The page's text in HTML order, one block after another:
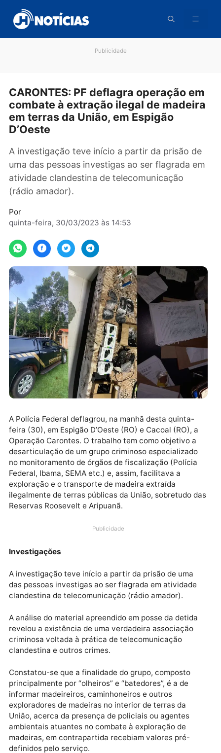
para
conteúdo
CARONTES: PF deflagra operação
combate à extração ilegal de
em terras da União, em Espigão
A investigação teve início a partir da prisão
uma das pessoas investigas ao ser flagrada
atividade clandestina de telecomunicação
(rádio amador).
quinta-feira, 30/03/2023 às 14:53
A Polícia Federal deflagrou, na manhã desta quinta-
feira (30), em Espigão D’Oeste (RO) e Cacoal (RO), a
Operação Carontes. O trabalho tem como objetivo a
desarticulação de um grupo criminoso especializado
no monitoramento de órgãos de fiscalização (Polícia
Federal, Ibama, SEMA etc.) e, assim, facilitava a
ilegalmente de terras públicas da União, sobretudo
Publicidade
Investigações
A investigação teve início a partir da prisão de uma
das pessoas investigas ao ser flagrada em atividade
A análise do material apreendido em posse da detida
revelou a existência de uma verdadeira associação
criminosa voltada à prática de telecomunicação
clandestina e outros crimes.
Constatou-se que a finalidade do grupo, composto